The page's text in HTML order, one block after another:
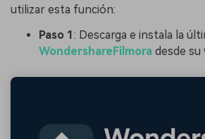
utilizar esta función:
Paso 1 : Descarga e instala la
WondershareFilmora desde su